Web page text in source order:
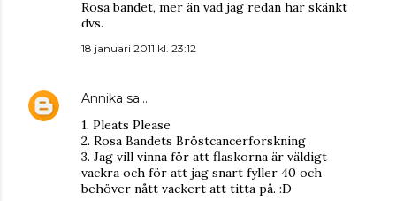
Rosa bandet, mer än vad jag redan har skänkt
dvs.
18 januari 2011 kl. 23:12
Annika sa…
1. Pleats Please
2. Rosa Bandets Bröstcancerforskning
3. Jag vill vinna för att flaskorna är väldigt
vackra och för att jag snart fyller 40 och
behöver nått vackert att titta på. :D